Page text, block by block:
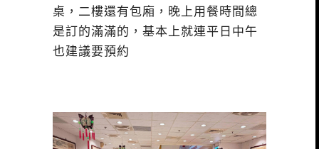
桌，二樓還有包廂，晚上用餐時間總
是訂的滿滿的，基本上就連平日中午
也建議要預約